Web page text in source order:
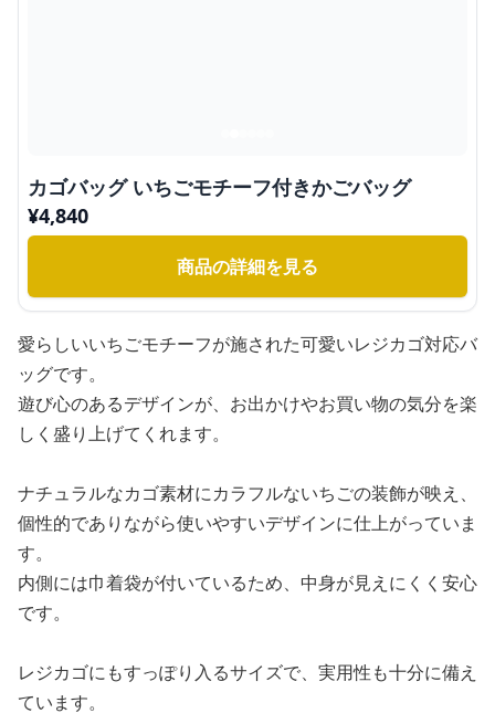
カゴバッグ いちごモチーフ付きかごバッグ
¥4,840
商品の詳細を見る
愛らしいいちごモチーフが施された可愛いレジカゴ対応バ
ッグです。
遊び心のあるデザインが、お出かけやお買い物の気分を楽
しく盛り上げてくれます。
ナチュラルなカゴ素材にカラフルないちごの装飾が映え、
個性的でありながら使いやすいデザインに仕上がっていま
す。
内側には巾着袋が付いているため、中身が見えにくく安心
です。
レジカゴにもすっぽり入るサイズで、実用性も十分に備え
ています。